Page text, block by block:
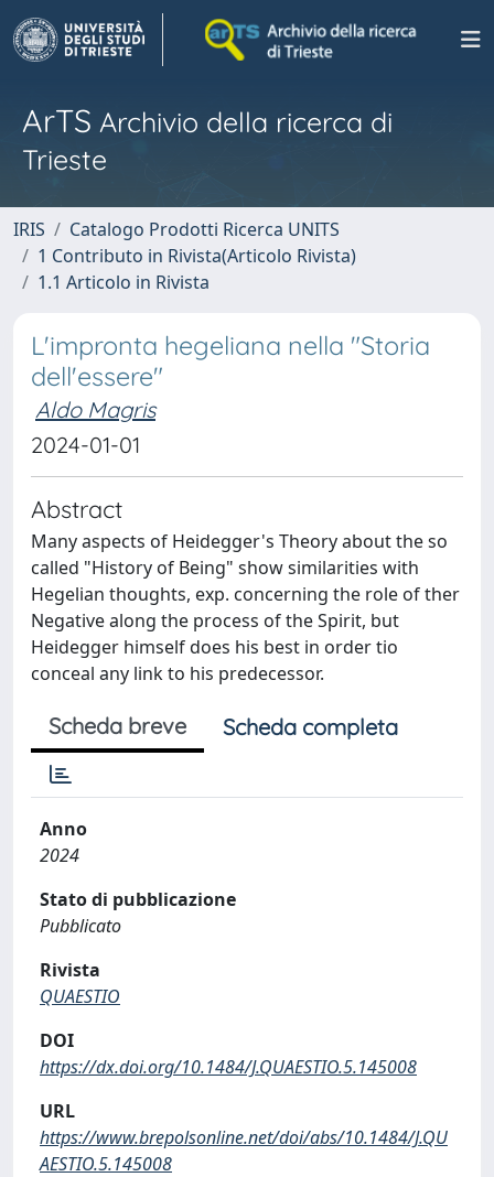
ArTS Archivio della ricerca di
Trieste
IRIS
Catalogo Prodotti Ricerca UNITS
1 Contributo in Rivista(Articolo Rivista)
1.1 Articolo in Rivista
L'impronta hegeliana nella "Storia
dell'essere"
Aldo Magris
2024-01-01
Abstract
Many aspects of Heidegger's Theory about the so
called "History of Being" show similarities with
Hegelian thoughts, exp. concerning the role of ther
Negative along the process of the Spirit, but
Heidegger himself does his best in order tio
conceal any link to his predecessor.
Scheda breve Scheda completa
Anno
2024
Stato di pubblicazione
Pubblicato
Rivista
QUAESTIO
DOI
https://dx.doi.org/10.1484/J.QUAESTIO.5.145008
URL
https://www.brepolsonline.net/doi/abs/10.1484/J.QU
AESTIO.5.145008